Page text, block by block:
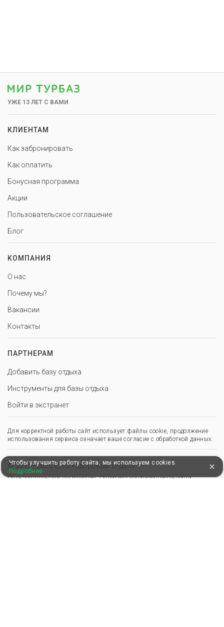
УЖЕ 13 ЛЕТ С ВАМИ
КЛИЕНТАМ
Как забронировать
Как оплатить
Бонусная программа
Акции
Пользовательское соглашение
Блог
КОМПАНИЯ
О нас
Почему мы?
Вакансии
Контакты
ПАРТНЕРАМ
Добавить базу отдыха
Инструменты для базы отдыха
Войти в экстранет
Для корректной работы сайт использует файлы cookie, продолжение
использования сервиса означает ваше согласие с обработкой данных.
© 2013–2026 ООО «Здоровый отдых»
Пользовательское соглашение,Политика конфиденциальности,
Чтобы улучшить работу сайта, мы используем cookies.
Подробнее